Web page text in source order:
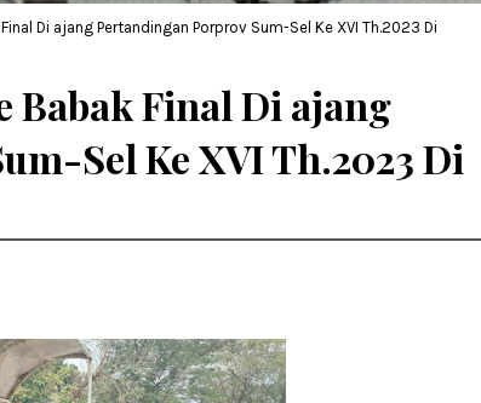
Di ajang Pertandingan Porprov Sum-Sel Ke XVI Th.2023 Di
Babak Final Di ajang
Sel Ke XVI Th.2023 Di